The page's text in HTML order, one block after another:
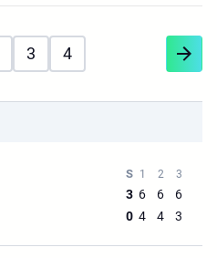
3 4
3 6 6
6
0 4 4 3